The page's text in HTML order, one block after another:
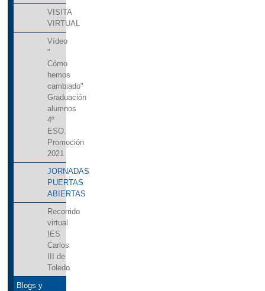
VISITA
VIRTUAL
Vídeo
"
Cómo
hemos
cambiado"
Graduación
alumnos
4º
ESO.
Promoción
2021
JORNADAS
PUERTAS
ABIERTAS
Recorrido
virtual
IES
Carlos
III de
Toledo
Blogs y